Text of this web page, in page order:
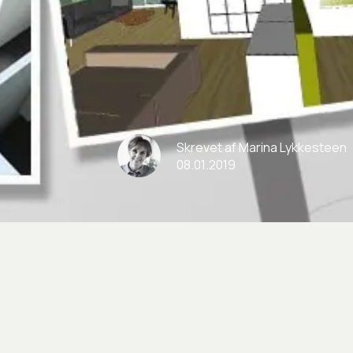
SkrevetafMarinaLykkesteen
08.01.2019